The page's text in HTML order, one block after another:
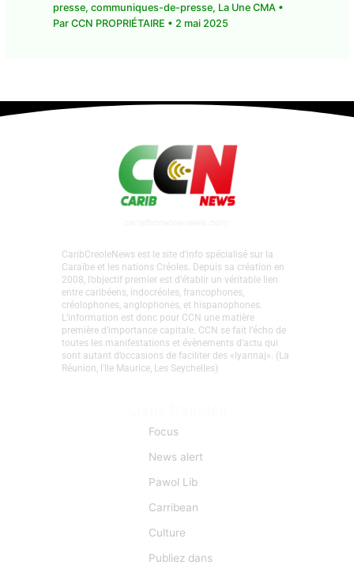
presse, communiques-de-presse, La Une CMA •
Par CCN PROPRIÉTAIRE • 2 mai 2025
CaribCreoleNews est le site d’info spécialisé sur la
Caraïbe et les nations Créoles. Depuis sa création en
2008, l’objectif premier est d’établir un véritable lien
entre caribéens, indocréoles, francophones,
créolophones, anglophones, et hispanophones.
L’information est donc pour CCN une matière
première d’importance capitale. CCN se fait l’écho de
toutes les manifestations et évènements d'actu qui
sont autant d’occasions de faciliter des «lyannaj». (La
Réunion, l'Ile Maurice, Les Seychelles)
Focus
News alert
Pawol Lib
Carribean
Culture
Publiez dans